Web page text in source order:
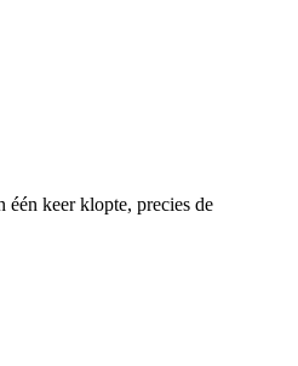
keer klopte, precies de